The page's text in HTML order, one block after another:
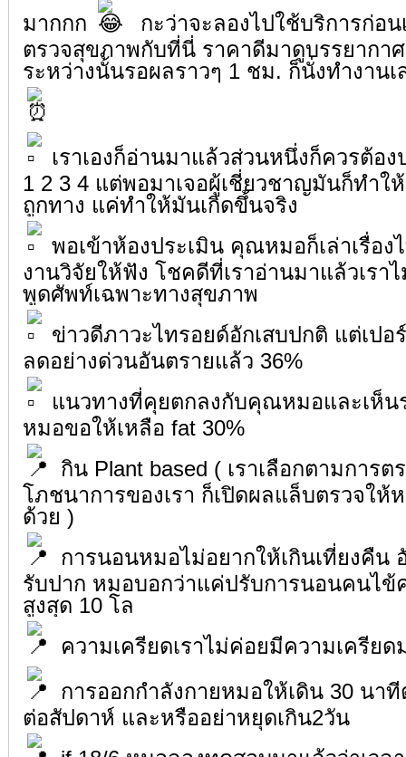
มากกก
กะว่าจะลองไปใช้บริการก่อน
ตรวจสุขภาพกับที่นี่ ราคาดีมาดูบรรยากา
ระหว่างนั้นรอผลราวๆ 1 ชม. ก็นั่งทำงานเ
เราเองก็อ่านมาแล้วส่วนหนึ่งก็ควรต้อ
1 2 3 4 แต่พอมาเจอผู้เชี่ยวชาญมันก็ทำใ
ถูกทาง แค่ทำให้มันเกิดขึ้นจริง
พอเข้าห้องประเมิน คุณหมอก็เล่าเรื่อง
งานวิจัยให้ฟัง โชคดีที่เราอ่านมาแล้วเรา
พูดศัพท์เฉพาะทางสุขภาพ
ข่าวดีภาวะไทรอยด์อักเสบปกติ แต่เปอ
ลดอย่างด่วนอันตรายแล้ว 36%
แนวทางที่คุยตกลงกับคุณหมอและเห็น
หมอขอให้เหลือ fat 30%
กิน Plant based ( เราเลือกตามการ
โภชนาการของเรา ก็เปิดผลแล็บตรวจให้
ด้วย )
การนอนหมอไม่อยากให้เกินเที่ยงคืน
รับปาก หมอบอกว่าแค่ปรับการนอนคนไข้
สูงสุด 10 โล
ความเครียดเราไม่ค่อยมีความเครีย
การออกกำลังกายหมอให้เดิน 30 นา
ต่อสัปดาห์ และหรืออย่าหยุดเกิน2วัน